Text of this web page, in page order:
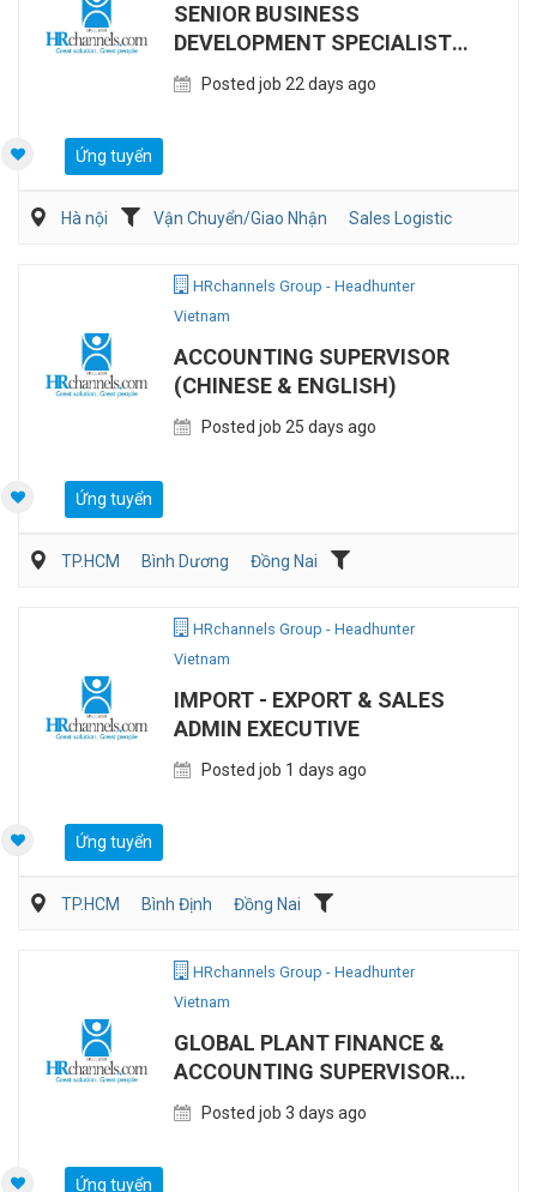
SENIOR BUSINESS
DEVELOPMENT SPECIALIST
(LOGISTICS)
Posted job 22 days ago
Ứng tuyển
Hà nội Vận Chuyển/Giao Nhận Sales Logistic
HRchannels Group - Headhunter
Vietnam
ACCOUNTING SUPERVISOR
(CHINESE & ENGLISH)
Posted job 25 days ago
Ứng tuyển
TP.HCM Bình Dương Đồng Nai
HRchannels Group - Headhunter
Vietnam
IMPORT - EXPORT & SALES
ADMIN EXECUTIVE
Posted job 1 days ago
Ứng tuyển
TP.HCM Bình Định
Đồng Nai
HRchannels Group - Headhunter
Vietnam
GLOBAL PLANT FINANCE &
ACCOUNTING SUPERVISOR
(MANUFACTURING)
Posted job 3 days ago
Ứng tuyển